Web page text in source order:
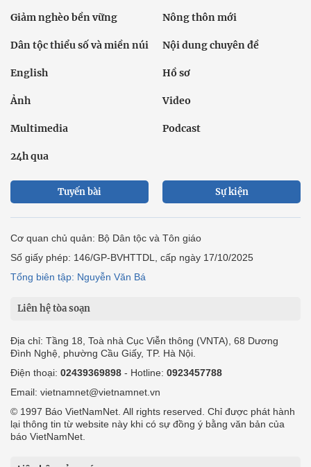
Giảm nghèo bền vững Nông thôn mới
Dân tộc thiểu số và miền núi Nội dung chuyên đề
English Hồ sơ
Ảnh Video
Multimedia Podcast
24h qua
Tuyến bài Sự kiện
Cơ quan chủ quản: Bộ Dân tộc và Tôn giáo
Số giấy phép: 146/GP-BVHTTDL, cấp ngày 17/10/2025
Tổng biên tập: Nguyễn Văn Bá
Liên hệ tòa soạn
Địa chỉ: Tầng 18, Toà nhà Cục Viễn thông (VNTA), 68 Dương
Đình Nghệ, phường Cầu Giấy, TP. Hà Nội.
Điện thoại: 02439369898 - Hotline: 0923457788
Email: vietnamnet@vietnamnet.vn
© 1997 Báo VietNamNet. All rights reserved. Chỉ được phát hành
lại thông tin từ website này khi có sự đồng ý bằng văn bản của
báo VietNamNet.